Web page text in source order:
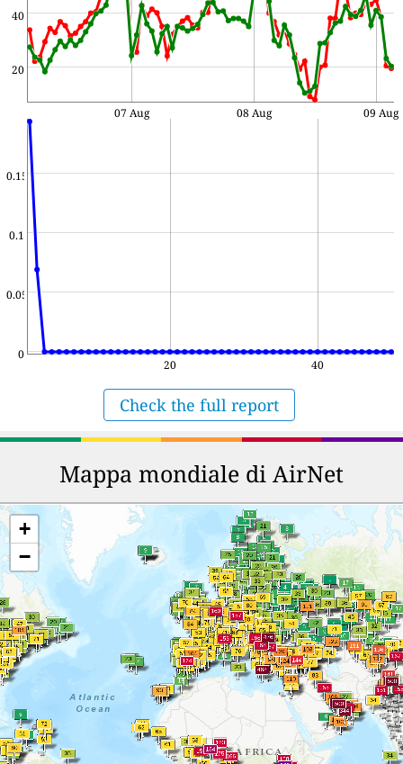
20
40
07 Aug 08 Aug 09 Aug
0
0.05
0.1
0.15
20 40
Check the full report
Mappa mondiale di AirNet
+
−